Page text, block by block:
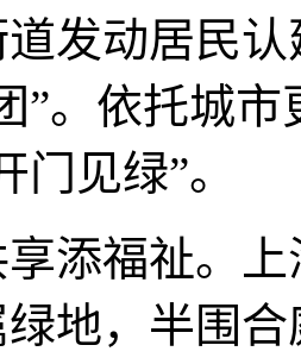
发动居民
”。依托城
门见绿”。
添福祉。
地，半围